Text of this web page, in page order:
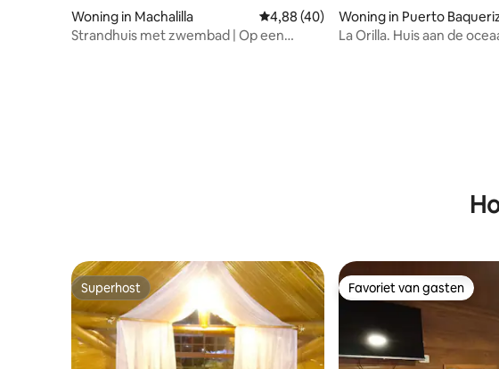
Woning in Machalilla Gemiddelde beoordeling van 4,88 op
4,88 (40)
Strandhuis met zwembad | Op een
Woning in Puerto
no
La Orilla. Huis aan de
Superhost
Superhost Favoriet van gasten
Favoriet van gasten